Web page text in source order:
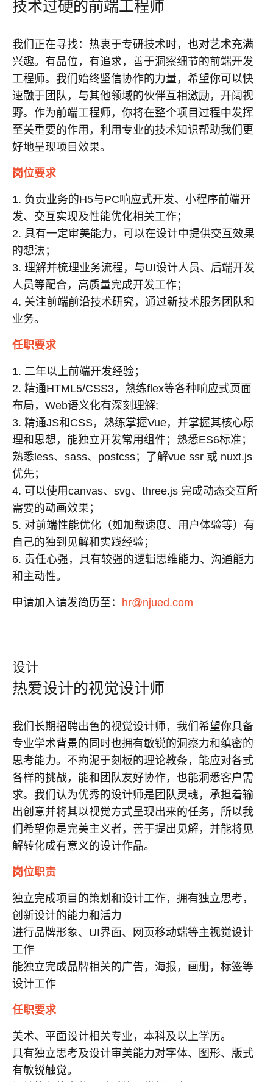
技术过硬的前端工程师
我们正在寻找：热衷于专研技术时，也对艺术充满
兴趣。有品位，有追求，善于洞察细节的前端开发
工程师。我们始终坚信协作的力量，希望你可以快
速融于团队，与其他领域的伙伴互相激励，开阔视
野。作为前端工程师，你将在整个项目过程中发挥
至关重要的作用，利用专业的技术知识帮助我们更
好地呈现项目效果。
岗位要求
1. 负责业务的H5与PC响应式开发、小程序前端开
发、交互实现及性能优化相关工作；
2. 具有一定审美能力，可以在设计中提供交互效果
的想法；
3. 理解并梳理业务流程，与UI设计人员、后端开发
人员等配合，高质量完成开发工作；
4. 关注前端前沿技术研究，通过新技术服务团队和
业务。
任职要求
1. 二年以上前端开发经验；
2. 精通HTML5/CSS3，熟练flex等各种响应式页面
布局，Web语义化有深刻理解;
3. 精通JS和CSS，熟练掌握Vue，并掌握其核心原
理和思想，能独立开发常用组件；熟悉ES6标准；
熟悉less、sass、postcss；了解vue ssr 或 nuxt.js
优先；
4. 可以使用canvas、svg、three.js 完成动态交互所
需要的动画效果；
5. 对前端性能优化（如加载速度、用户体验等）有
自己的独到见解和实践经验；
6. 责任心强，具有较强的逻辑思维能力、沟通能力
和主动性。
申请加入请发简历至： hr@njued.com
设计
热爱设计的视觉设计师
我们长期招聘出色的视觉设计师，我们希望你具备
专业学术背景的同时也拥有敏锐的洞察力和缜密的
思考能力。不拘泥于刻板的理论教条，能应对各式
各样的挑战，能和团队友好协作，也能洞悉客户需
求。我们认为优秀的设计师是团队灵魂，承担着输
出创意并将其以视觉方式呈现出来的任务，所以我
们希望你是完美主义者，善于提出见解，并能将见
解转化成有意义的设计作品。
岗位职责
独立完成项目的策划和设计工作，拥有独立思考，
创新设计的能力和活力
进行品牌形象、 UI界面、网页移动端等主视觉设计
工作
能独立完成品牌相关的广告，海报，画册，标签等
设计工作
任职要求
美术、平面设计相关专业，本科及以上学历。
具有独立思考及设计审美能力对字体、图形、版式
有敏锐触觉。